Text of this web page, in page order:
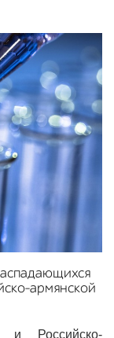
армянской
Российско-